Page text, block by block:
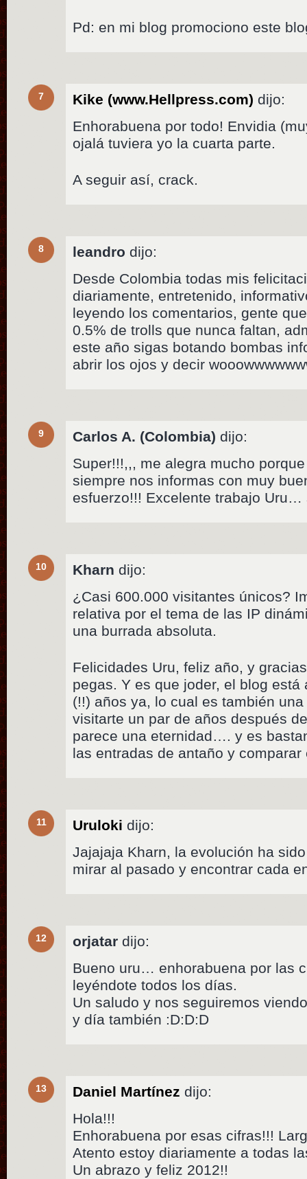
Pd: en mi blog promociono este
7 Kike (www.Hellpress.com) dijo:
Enhorabuena por todo! Envidia
ojalá tuviera yo la cuarta parte.
A seguir así, crack.
8 leandro dijo:
Desde Colombia todas mis
diariamente, entretenido,
leyendo los comentarios, gente
0.5% de trolls que nunca faltan,
este año sigas botando bombas
abrir los ojos y decir
9 Carlos A. (Colombia) dijo:
Super!!!,,, me alegra mucho
siempre nos informas con muy
esfuerzo!!! Excelente trabajo Uru…
10 Kharn dijo:
¿Casi 600.000 visitantes únicos?
relativa por el tema de las IP
una burrada absoluta.
Felicidades Uru, feliz año, y
pegas. Y es que joder, el blog
(!!) años ya, lo cual es también
visitarte un par de años después
parece una eternidad…. y es
las entradas de antaño y
11 Uruloki dijo:
Jajajaja Kharn, la evolución ha
mirar al pasado y encontrar cada
12 orjatar dijo:
Bueno uru… enhorabuena por las
leyéndote todos los días.
Un saludo y nos seguiremos
y día también :D:D:D
13 Daniel Martínez dijo:
Hola!!!
Enhorabuena por esas cifras!!!
Atento estoy diariamente a todas
Un abrazo y feliz 2012!!